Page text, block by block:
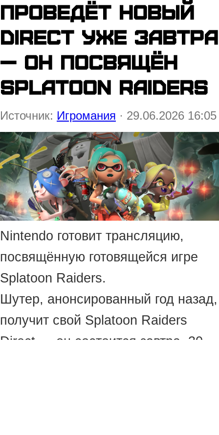
проведёт новый
Direct уже завтра
— он посвящён
Splatoon Raiders
Источник: Игромания · 29.06.2026 16:05
Nintendo готовит трансляцию,
посвящённую готовящейся игре
Splatoon Raiders.
Шутер, анонсированный год назад,
получит свой Splatoon Raiders
Direct — он состоится завтра, 30